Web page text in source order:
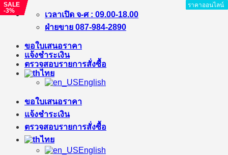
ข้าม
เนื้อหา
เวลาเปิด จ-ศ : 09.00-18.00
ฝ่ายขาย 087-984-2890
ขอใบเสนอราคา
แจ้งชำระเงิน
ตรวจสอบรายการสั่งซื้อ
ไทย
English
ขอใบเสนอราคา
แจ้งชำระเงิน
ตรวจสอบรายการสั่งซื้อ
ไทย
English
ราคาออนไลน์
SALE
-4%
ราคาออนไลน์
ราคาออนไลน์
SALE
-13%
ราคาออนไลน์
SALE
-15%
ราคาออนไลน์
ราคาออนไลน์
SALE
-23%
ราคาออนไลน์
SALE
-3%
ราคาออนไลน์